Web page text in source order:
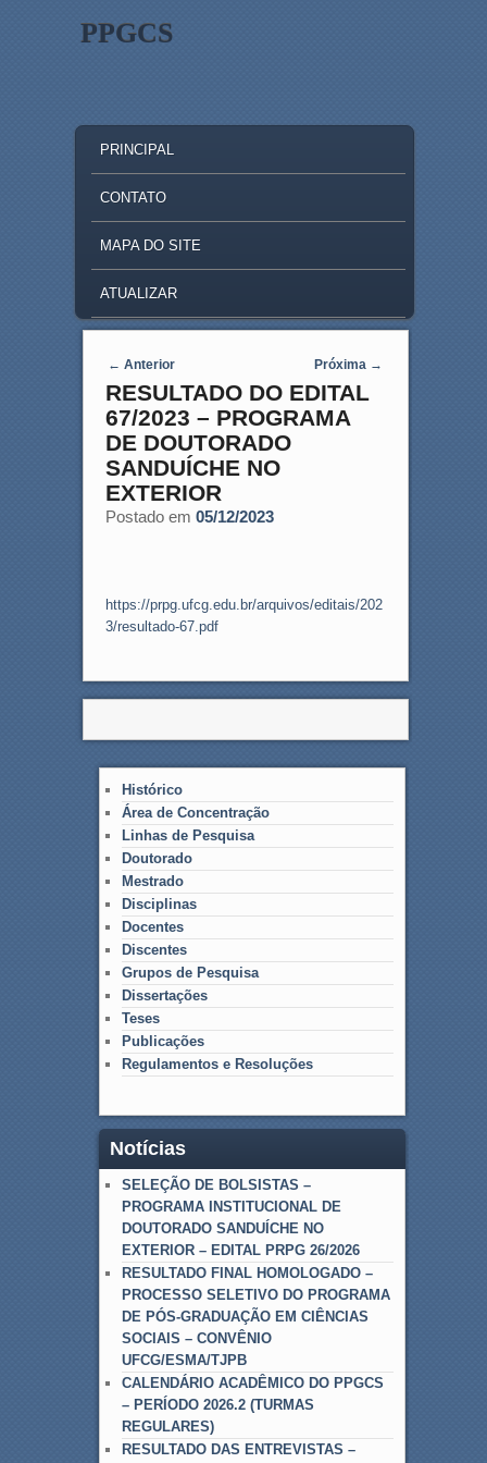
PPGCS
SKIP TO PRIMARY CONTENT
SKIP TO SECONDARY CONTENT
PRINCIPAL
CONTATO
MAPA DO SITE
ATUALIZAR
Post navigation
← Anterior Próxima →
RESULTADO DO EDITAL
67/2023 – PROGRAMA
DE DOUTORADO
SANDUÍCHE NO
EXTERIOR
Postado em 05/12/2023
https://prpg.ufcg.edu.br/arquivos/editais/202
3/resultado-67.pdf
Histórico
Área de Concentração
Linhas de Pesquisa
Doutorado
Mestrado
Disciplinas
Docentes
Discentes
Grupos de Pesquisa
Dissertações
Teses
Publicações
Regulamentos e Resoluções
Notícias
SELEÇÃO DE BOLSISTAS –
PROGRAMA INSTITUCIONAL DE
DOUTORADO SANDUÍCHE NO
EXTERIOR – EDITAL PRPG 26/2026
RESULTADO FINAL HOMOLOGADO –
PROCESSO SELETIVO DO PROGRAMA
DE PÓS-GRADUAÇÃO EM CIÊNCIAS
SOCIAIS – CONVÊNIO
UFCG/ESMA/TJPB
CALENDÁRIO ACADÊMICO DO PPGCS
– PERÍODO 2026.2 (TURMAS
REGULARES)
RESULTADO DAS ENTREVISTAS –